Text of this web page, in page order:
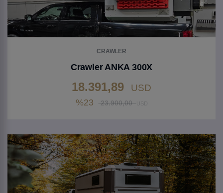
CRAWLER
Crawler ANKA 300X
18.391,89 USD
%23 23.900,00